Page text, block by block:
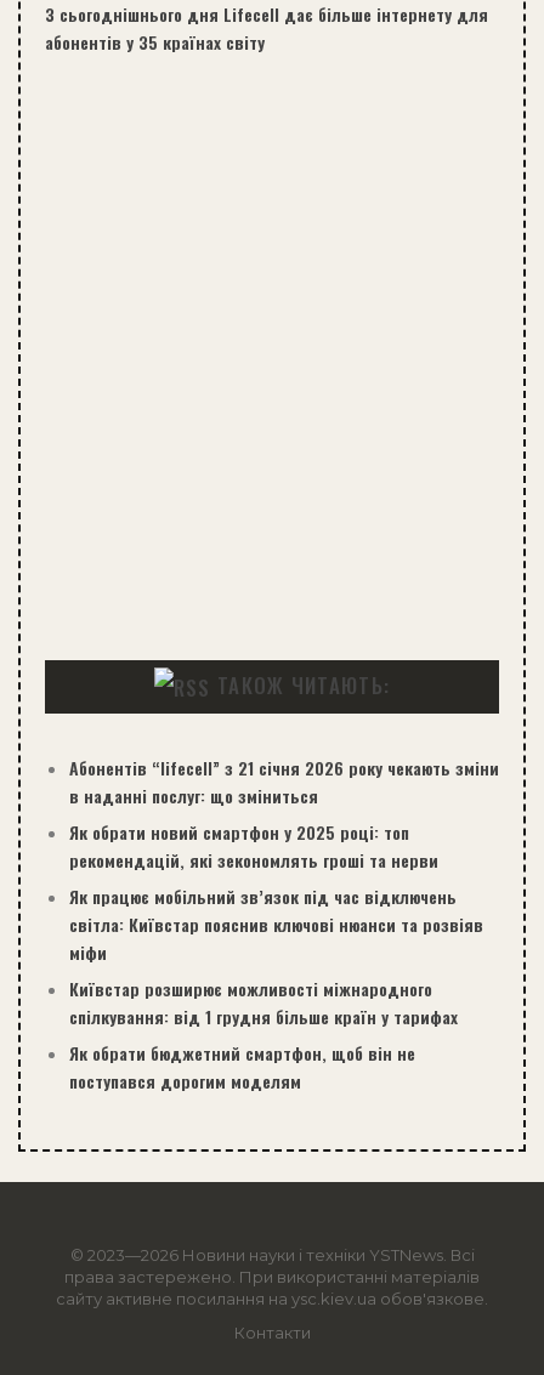
З сьогоднішнього дня Lifecell дає більше інтернету для
абонентів у 35 країнах світу
ТАКОЖ ЧИТАЮТЬ:
Абонентів “lifecell” з 21 січня 2026 року чекають зміни
в наданні послуг: що зміниться
Як обрати новий смартфон у 2025 році: топ
рекомендацій, які зекономлять гроші та нерви
Як працює мобільний зв’язок під час відключень
світла: Київстар пояснив ключові нюанси та розвіяв
міфи
Київстар розширює можливості міжнародного
спілкування: від 1 грудня більше країн у тарифах
Як обрати бюджетний смартфон, щоб він не
поступався дорогим моделям
© 2023—2026 Новини науки і техніки YSTNews. Всі
права застережено. При використанні матеріалів
сайту активне посилання на ysc.kiev.ua обов'язкове.
Контакти